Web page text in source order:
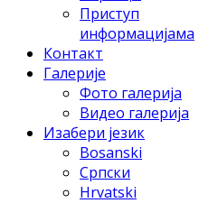
Приступ
информацијама
Контакт
Галерије
Фото галерија
Видео галерија
Изабери језик
Bosanski
Српски
Hrvatski